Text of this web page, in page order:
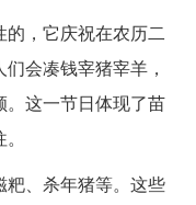
，它庆祝在农历二
会凑钱宰猪宰羊，
这一节日体现了苗
、杀年猪等。这些